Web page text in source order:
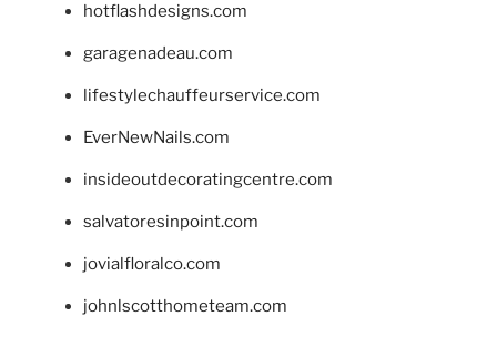
hotflashdesigns.com
garagenadeau.com
lifestylechauffeurservice.com
EverNewNails.com
insideoutdecoratingcentre.com
salvatoresinpoint.com
jovialfloralco.com
johnlscotthometeam.com